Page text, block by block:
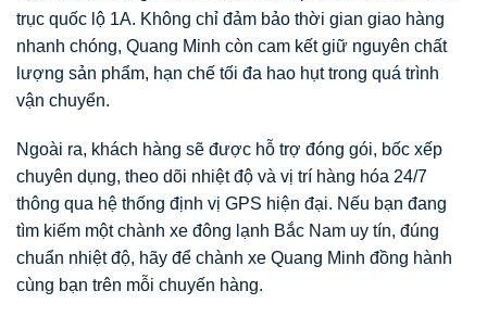
trục quốc lộ 1A. Không chỉ đảm bảo thời gian giao hàng
nhanh chóng, Quang Minh còn cam kết giữ nguyên chất
lượng sản phẩm, hạn chế tối đa hao hụt trong quá trình
vận chuyển.
Ngoài ra, khách hàng sẽ được hỗ trợ đóng gói, bốc xếp
chuyên dụng, theo dõi nhiệt độ và vị trí hàng hóa 24/7
thông qua hệ thống định vị GPS hiện đại. Nếu bạn đang
tìm kiếm một chành xe đông lạnh Bắc Nam uy tín, đúng
chuẩn nhiệt độ, hãy để chành xe Quang Minh đồng hành
cùng bạn trên mỗi chuyến hàng.